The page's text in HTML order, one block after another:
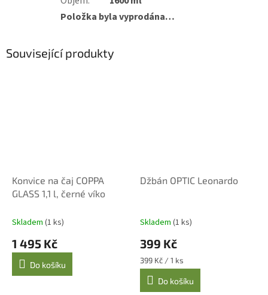
Položka byla vyprodána…
Související produkty
Konvice na čaj COPPA
GLASS 1,1 l, černé víko
Skladem (1 ks)
1 495 Kč
Do košíku
Džbán OPTIC Leonardo
Skladem (1 ks)
399 Kč
Měrná
cena:
399 Kč / 1 ks
Do košíku